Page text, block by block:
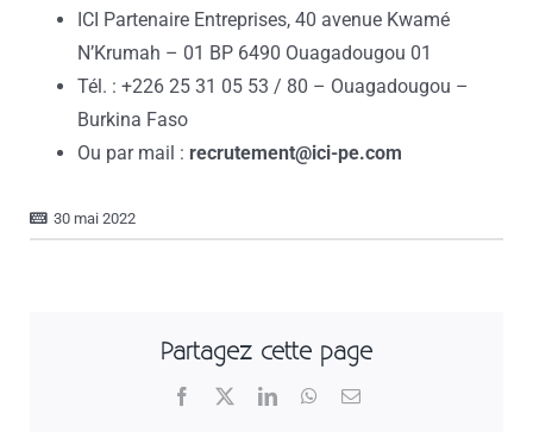
ICI Partenaire Entreprises, 40 avenue Kwamé
N’Krumah – 01 BP 6490 Ouagadougou 01
Tél. : +226 25 31 05 53 / 80 – Ouagadougou –
Burkina Faso
Ou par mail : recrutement@ici-pe.com
30 mai 2022
Partagez cette page
Facebook LinkedInWhatsApp
Email